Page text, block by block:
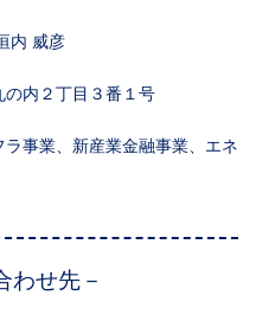
内 威彦
の内２丁目３番１号
ラ事業、新産業金融事業、エネ
わせ先－